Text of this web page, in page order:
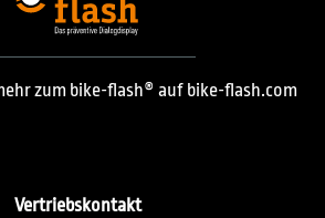
zum bike-flash® auf bike-flash.com
Vertriebskontakt